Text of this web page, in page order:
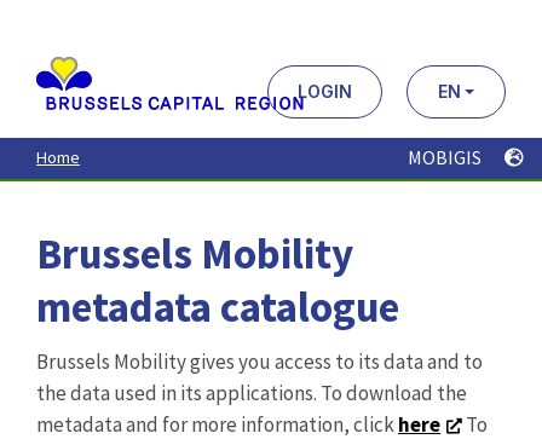
contenu
principal
LOGIN EN
Home MOBIGIS
Brussels Mobility
metadata catalogue
Brussels Mobility gives you access to its data and to
the data used in its applications. To download the
metadata and for more information, clickhere
To